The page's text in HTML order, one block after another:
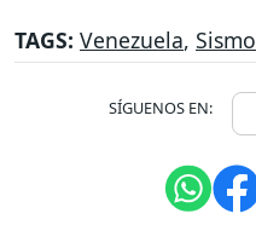
TAGS: Venezuela, Sismo
SÍGUENOS EN: